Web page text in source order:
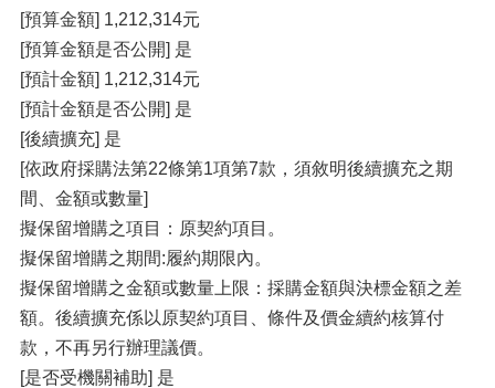
[預算金額] 1,212,314元
[預算金額是否公開] 是
[預計金額] 1,212,314元
[預計金額是否公開] 是
[後續擴充] 是
[依政府採購法第22條第1項第7款，須敘明後續擴充之期
間、金額或數量]
擬保留增購之項目：原契約項目。
擬保留增購之期間:履約期限內。
擬保留增購之金額或數量上限：採購金額與決標金額之差
額。後續擴充係以原契約項目、條件及價金續約核算付
款，不再另行辦理議價。
[是否受機關補助] 是